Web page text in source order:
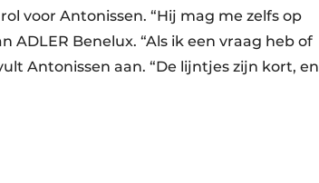
voor Antonissen. “Hij mag me zelfs op
ADLER Benelux. “Als ik een vraag heb of
Antonissen aan. “De lijntjes zijn kort, en